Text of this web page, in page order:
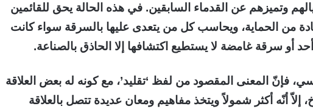
وتميزهم عن القدماء السابقين. في هذه الحالة يحق للقائمين
من الحماية، ويحاسب كل من يتعدى عليها بالسرقة سواء كانت
أو سرقة غامضة لا يستطيع اكتشافها إلا الحاذق بالصناعة.
فإنّ المعنى المقصود من لفظ ‘تقليد’، مع كونه له بعض العلاقة
إلاّ أنّه أكثر شمولاً ويتخذ مفاهيم ومعان عديدة تتصل بالعلاقة